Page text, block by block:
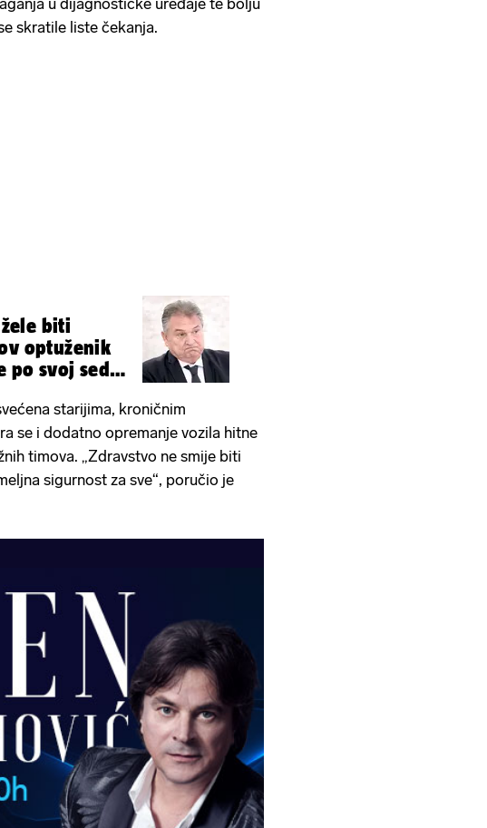
u dijagnostičke uređaje te bolju
skratile liste čekanja.
biti
optuženik
po svoj sedmi
starijima, kroničnim
se i dodatno opremanje vozila hitne
timova. „Zdravstvo ne smije biti
sigurnost za sve“, poručio je